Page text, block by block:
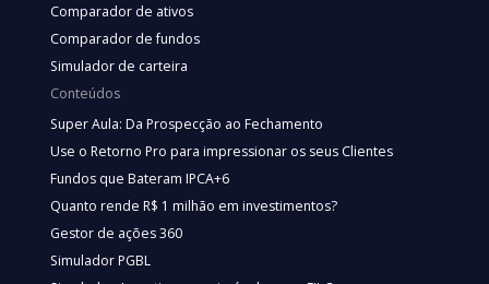
Comparador de ativos
Comparador de fundos
Simulador de carteira
Conteúdos
Super Aula: Da Prospecção ao Fechamento
Use o Retorno Pro para impressionar os seus Clientes
Fundos que Bateram IPCA+6
Quanto rende R$ 1 milhão em investimentos?
Gestor de ações 360
Simulador PGBL